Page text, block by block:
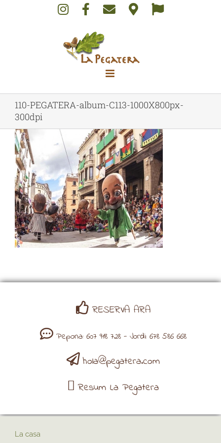
110-PEGATERA-album-C113-1000X800px-
300dpi
RESERVA ARA
Pepona: 607 918 728 - Jordi: 678 586 668
hola@pegatera.com
Resum La Pegatera
La casa